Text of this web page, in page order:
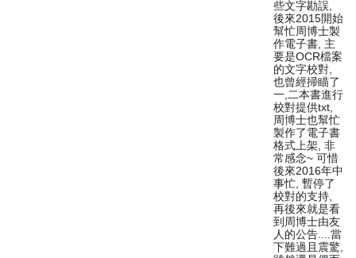
些文字勘誤,
後來2015開始
幫忙周博士製
作電子書, 主
要是OCR檔案
的文字校對,
也曾經掃瞄了
一,二本書進行
校對提供txt,
周博士也幫忙
製作了電子書
格式上架, 非
常感念~ 可惜
後來2016年中
事忙, 暫停了
校對的支持,
再後來就是看
到周博士由友
人的公告....當
下難過且震驚,